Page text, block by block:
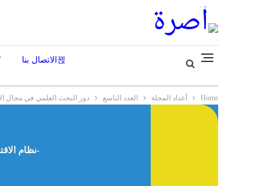
الاتصال بنا
Home أعداد المجلة العدد التاسع دور البحث العلمي في مجال
نظام الاقتصاد الإسلامي: مفهومه، ونشأته، ودور الهجرة النبوية في تأسيسه وتطوره، وتطبيقاته – د. عبد الفتاح ثابت ناصر أحمد -اليمن-